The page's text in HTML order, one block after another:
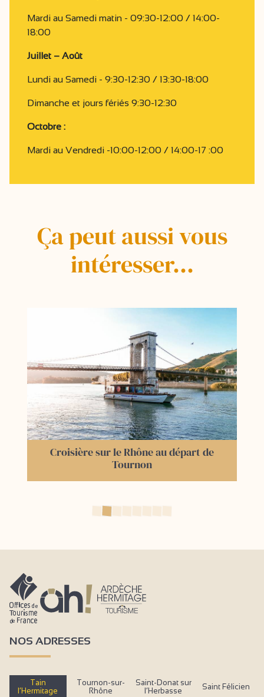
Mardi au Samedi matin - 09:30-12:00 / 14:00-
18:00
Juillet – Août
Lundi au Samedi - 9:30-12:30 / 13:30-18:00
Dimanche et jours fériés 9:30-12:30
Octobre :
Mardi au Vendredi -10:00-12:00 / 14:00-17 :00
Ça peut aussi vous
intéresser...
Croisière sur le Rhône au départ de
Tournon
NOS ADRESSES
Tain
l’Hermitage
Tournon-sur-
Rhône
Saint-Donat sur
l’Herbasse
Saint Félicien